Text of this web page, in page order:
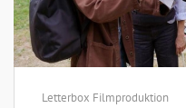
Letterbox Filmproduktion